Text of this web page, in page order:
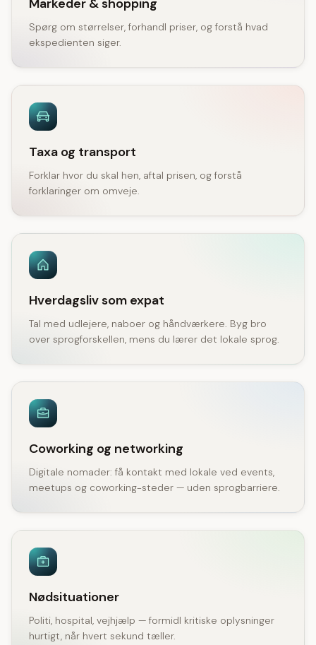
Spørg om størrelser, forhandl priser, og forstå hvad
ekspedienten siger.
Taxa og transport
Forklar hvor du skal hen, aftal prisen, og forstå
forklaringer om omveje.
Hverdagsliv som expat
Tal med udlejere, naboer og håndværkere. Byg bro
over sprogforskellen, mens du lærer det lokale sprog.
Coworking og networking
Digitale nomader: få kontakt med lokale ved events,
meetups og coworking-steder — uden sprogbarriere.
Nødsituationer
Politi, hospital, vejhjælp — formidl kritiske oplysninger
hurtigt, når hvert sekund tæller.